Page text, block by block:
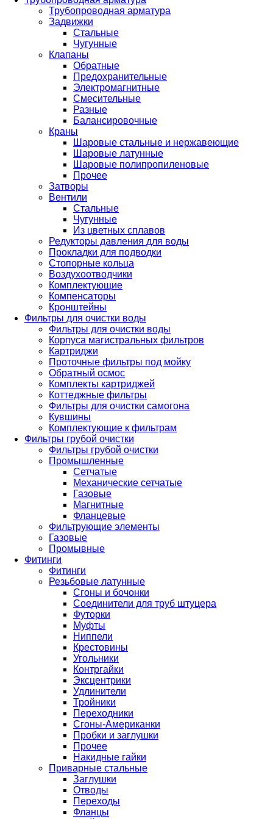
Трубопроводная арматура
Задвижки
Стальные
Чугунные
Клапаны
Обратные
Предохранительные
Электромагнитные
Смесительные
Разные
Балансировочные
Краны
Шаровые стальные и нержавеющие
Шаровые латунные
Шаровые полипропиленовые
Прочее
Затворы
Вентили
Стальные
Чугунные
Из цветных сплавов
Редукторы давления для воды
Прокладки для подводки
Стопорные кольца
Воздухоотводчики
Комплектующие
Компенсаторы
Кронштейны
Фильтры для очистки воды
Фильтры для очистки воды
Корпуса магистральных фильтров
Картриджи
Проточные фильтры под мойку
Обратный осмос
Комплекты картриджей
Коттеджные фильтры
Фильтры для очистки самогона
Кувшины
Комплектующие к фильтрам
Фильтры грубой очистки
Фильтры грубой очистки
Промышленные
Сетчатые
Механические сетчатые
Газовые
Магнитные
Фланцевые
Фильтрующие элементы
Газовые
Промывные
Фитинги
Фитинги
Резьбовые латунные
Сгоны и бочонки
Соединители для труб штуцера
Футорки
Муфты
Ниппели
Крестовины
Угольники
Контргайки
Эксцентрики
Удлинители
Тройники
Переходники
Сгоны-Американки
Пробки и заглушки
Прочее
Накидные гайки
Приварные стальные
Заглушки
Отводы
Переходы
Фланцы